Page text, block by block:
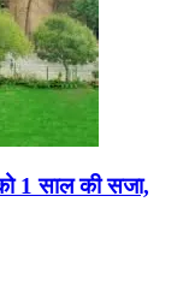
1 साल की सजा,